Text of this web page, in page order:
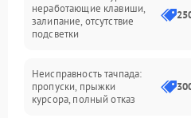
Батарея
Сеть и интернет
неработающие клавиши,
залипание, отсутствие
подсветки
Неисправность тачпада:
пропуски, прыжки
курсора, полный отказ